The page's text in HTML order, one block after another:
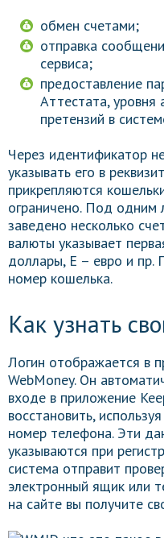
обмен счетами;
отправка
сервиса;
предоставление
Аттестата, уровня
претензий в
Через идентификатор
указывать его в
прикрепляются
ограничено. Под
заведено несколько
валюты указывает
доллары, E – евро и пр.
номер кошелька.
Как узнать
Логин отображается в
WebMoney. Он
входе в приложение
восстановить,
номер телефона. Эти
указываются при
система отправит
электронный ящик или
на сайте вы получите